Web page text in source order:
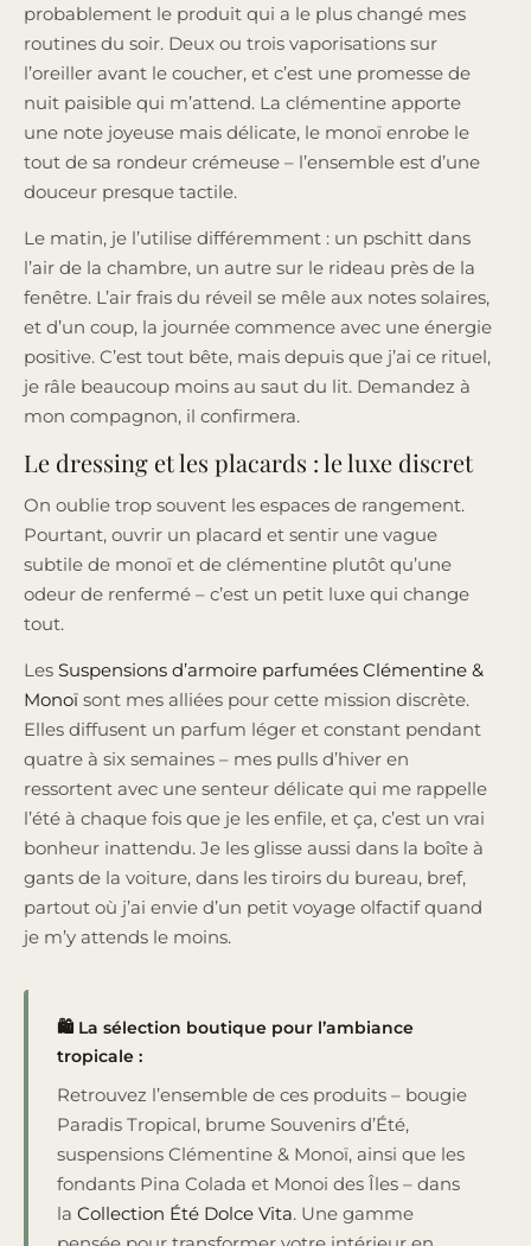
probablement le produit qui a le plus changé mes
routines du soir. Deux ou trois vaporisations sur
l’oreiller avant le coucher, et c’est une promesse de
nuit paisible qui m’attend. La clémentine apporte
une note joyeuse mais délicate, le monoï enrobe le
tout de sa rondeur crémeuse – l’ensemble est d’une
douceur presque tactile.
Le matin, je l’utilise différemment : un pschitt dans
l’air de la chambre, un autre sur le rideau près de la
fenêtre. L’air frais du réveil se mêle aux notes solaires,
et d’un coup, la journée commence avec une énergie
positive. C’est tout bête, mais depuis que j’ai ce rituel,
je râle beaucoup moins au saut du lit. Demandez à
mon compagnon, il confirmera.
Le dressing et les placards : le luxe discret
On oublie trop souvent les espaces de rangement.
Pourtant, ouvrir un placard et sentir une vague
subtile de monoï et de clémentine plutôt qu’une
odeur de renfermé – c’est un petit luxe qui change
tout.
Les Suspensions d’armoire parfumées Clémentine &
Monoï sont mes alliées pour cette mission discrète.
Elles diffusent un parfum léger et constant pendant
quatre à six semaines – mes pulls d’hiver en
ressortent avec une senteur délicate qui me rappelle
l’été à chaque fois que je les enfile, et ça, c’est un vrai
bonheur inattendu. Je les glisse aussi dans la boîte à
gants de la voiture, dans les tiroirs du bureau, bref,
partout où j’ai envie d’un petit voyage olfactif quand
je m’y attends le moins.
🛍️ La sélection boutique pour l’ambiance
tropicale :
Retrouvez l’ensemble de ces produits – bougie
Paradis Tropical, brume Souvenirs d’Été,
suspensions Clémentine & Monoï, ainsi que les
fondants Pina Colada et Monoi des Îles – dans
la Collection Été Dolce Vita. Une gamme